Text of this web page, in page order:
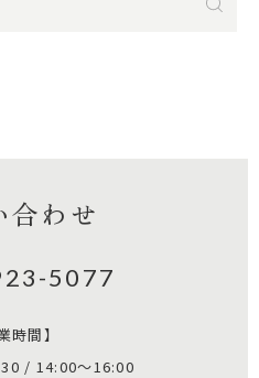
合わせ
5077
時間】
/ 14:00～16:00